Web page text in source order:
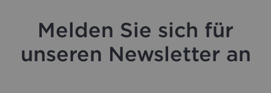
Melden Sie sich für
unseren Newsletter an